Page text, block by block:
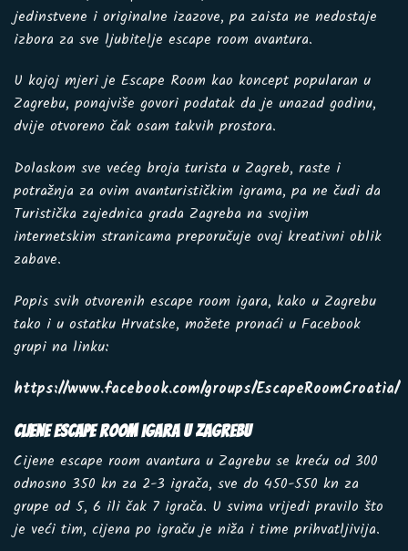
jedinstvene i originalne izazove, pa zaista ne nedostaje
izbora za sve ljubitelje escape room avantura.
U kojoj mjeri je Escape Room kao koncept popularan u
Zagrebu, ponajviše govori podatak da je unazad godinu,
dvije otvoreno čak osam takvih prostora.
Dolaskom sve većeg broja turista u Zagreb, raste i
potražnja za ovim avanturističkim igrama, pa ne čudi da
Turistička zajednica grada Zagreba na svojim
internetskim stranicama preporučuje ovaj kreativni oblik
zabave.
Popis svih otvorenih escape room igara, kako u Zagrebu
tako i u ostatku Hrvatske, možete pronaći u Facebook
grupi na linku:
https://www.facebook.com/groups/EscapeRoomCroatia/
Cijene escape room igara u Zagrebu
Cijene escape room avantura u Zagrebu se kreću od 300
odnosno 350 kn za 2-3 igrača, sve do 450-550 kn za
grupe od 5, 6 ili čak 7 igrača. U svima vrijedi pravilo što
je veći tim, cijena po igraču je niža i time prihvatljivija.